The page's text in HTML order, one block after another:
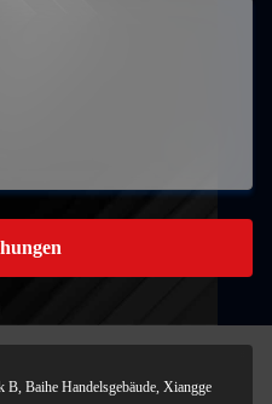
B, Baihe Handelsgebäude, Xiangge